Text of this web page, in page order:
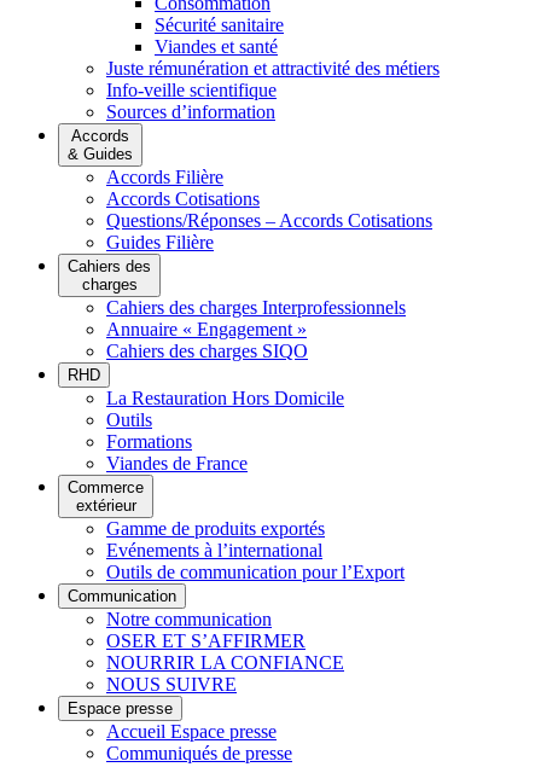
Sécurité sanitaire
Viandes et santé
Juste rémunération et attractivité des métiers
Info-veille scientifique
Sources d’information
Accords
& Guides
Accords Filière
Accords Cotisations
Questions/Réponses – Accords Cotisations
Guides Filière
Cahiers des
charges
Cahiers des charges Interprofessionnels
Annuaire « Engagement »
Cahiers des charges SIQO
RHD
La Restauration Hors Domicile
Outils
Formations
Viandes de France
Commerce
extérieur
Gamme de produits exportés
Evénements à l’international
Outils de communication pour l’Export
Communication
Notre communication
OSER ET S’AFFIRMER
NOURRIR LA CONFIANCE
NOUS SUIVRE
Espace presse
Accueil Espace presse
Communiqués de presse